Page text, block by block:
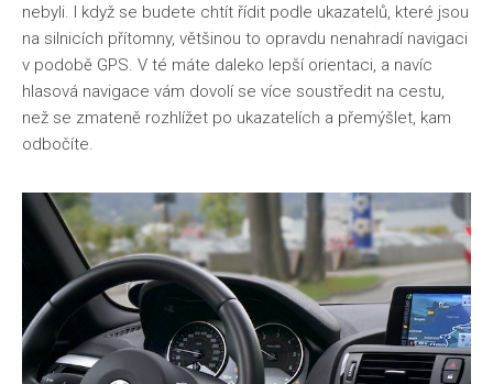
nebyli. I když se budete chtít řídit podle ukazatelů, které jsou
na silnicích přítomny, většinou to opravdu nenahradí navigaci
v podobě GPS. V té máte daleko lepší orientaci, a navíc
hlasová navigace vám dovolí se více soustředit na cestu,
než se zmateně rozhlížet po ukazatelích a přemýšlet, kam
odbočíte.